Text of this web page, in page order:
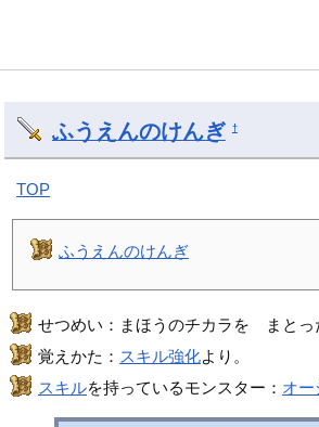
ふうえんのけんぎ †
TOP
ふうえんのけんぎ
せつめい：まほうのチカラを まと
覚えかた： スキル強化より。
スキルを持っているモンスター： オー